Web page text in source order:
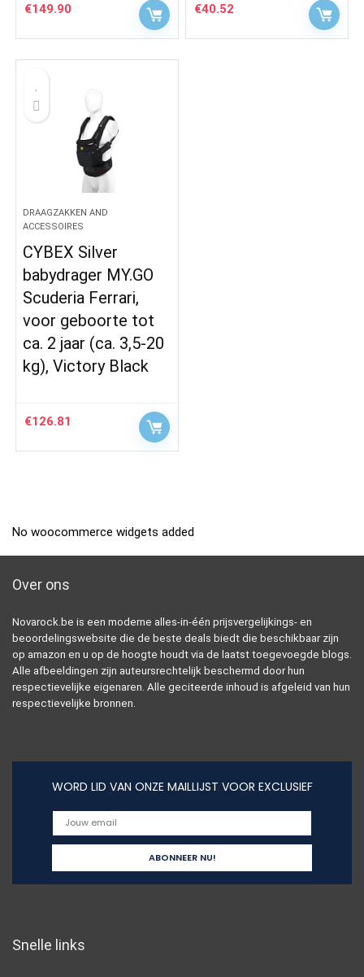
€149.90 €40.52
DRAAGZAKKEN AND
ACCESSOIRES
CYBEX Silver
babydrager MY.GO
Scuderia Ferrari,
voor geboorte tot
ca. 2 jaar (ca. 3,5-20
kg), Victory Black
€126.81
No woocommerce widgets added
Over ons
Novarock.be is een moderne alles-in-één prijsvergelijkings- en
beoordelingswebsite die de beste deals biedt die beschikbaar zijn
op amazon en u op de hoogte houdt via de laatst toegevoegde blogs.
Alle afbeeldingen zijn auteursrechtelijk beschermd door hun
respectievelijke eigenaren. Alle geciteerde inhoud is afgeleid van hun
respectievelijke bronnen.
WORD LID VAN ONZE MAILLIJST VOOR EXCLUSIEF
Snelle links